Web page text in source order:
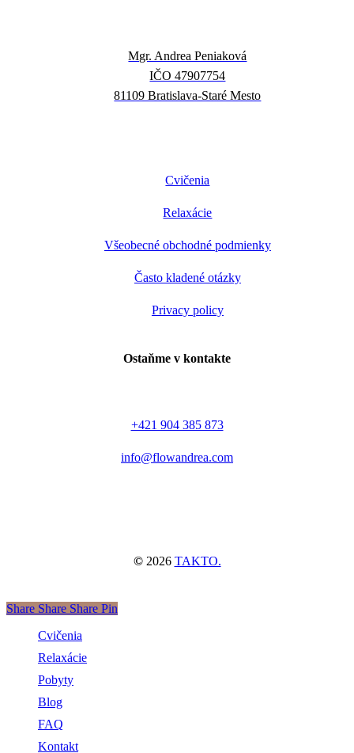
Mgr. Andrea Peniaková
IČO 47907754
81109 Bratislava-Staré Mesto
Cvičenia
Relaxácie
Všeobecné obchodné podmienky
Často kladené otázky
Privacy policy
Ostaňme v kontakte
+421 904 385 873
info@flowandrea.com
© 2026 TAKTO.
Share Share Share Pin
Cvičenia
Relaxácie
Pobyty
Blog
FAQ
Kontakt